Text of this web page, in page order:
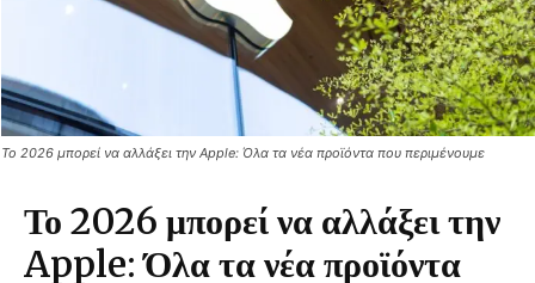
Το 2026 μπορεί να αλλάξει την
Apple: Όλα τα νέα προϊόντα
Το 2026 μπορεί να αλλάξει την Apple: Όλα τα νέα προϊόντα που περιμένουμε